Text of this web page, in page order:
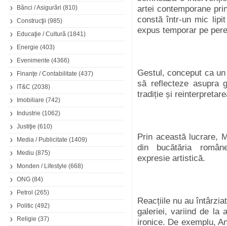
Bănci / Asigurări (810)
Construcţii (985)
Educaţie / Cultură (1841)
Energie (403)
Evenimente (4366)
Finanţe / Contabilitate (437)
IT&C (2038)
Imobiliare (742)
Industrie (1062)
Justiţie (610)
Media / Publicitate (1409)
Mediu (875)
Monden / Lifestyle (668)
ONG (84)
Petrol (265)
Politic (492)
Religie (37)
artei contemporane
constă într-un mic
expus temporar pe
Gestul, conceput ca
să reflecteze asupra
tradiție și
Prin această lucrare,
din bucătăria
expresie artistică.
Reacțiile nu au
galeriei, variind de la
ironice. De exemplu,